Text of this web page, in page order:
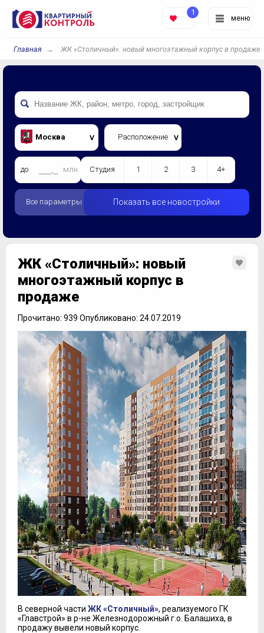
меню
1
Главная ЖК «Столичный»: новый многоэтажный корпус в продаже
Москва Расположение
до млн. Студия 1 2 3 4+
Все параметры Показать все новостройки
ЖК «Столичный»: новый
многоэтажный корпус в
продаже
Прочитано: 939 Опубликовано: 24.07.2019
В северной части ЖК «Столичный», реализуемого ГК
«Главстрой» в р-не Железнодорожный г.о. Балашиха, в
продажу вывели новый корпус.